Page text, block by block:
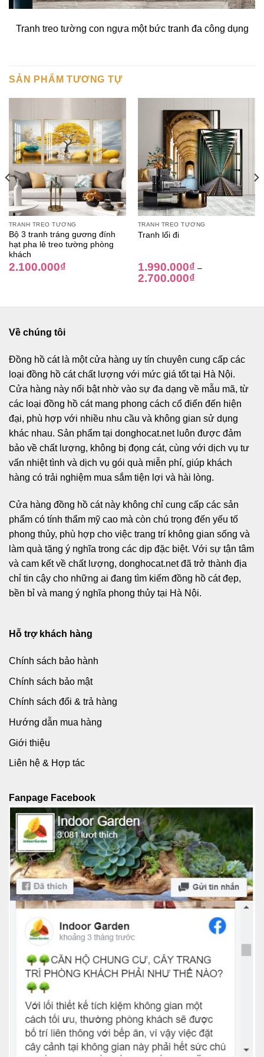
Tranh treo tường con ngựa một bức tranh đa công dụng
SẢN PHẨM TƯƠNG TỰ
TRANH TREO TƯỜNG
Bộ 3 tranh tráng gương đính
hạt pha lê treo tường phòng
khách
2.100.000₫
TRANH TREO TƯỜNG
Tranh lối đi
1.990.000₫ –
2.700.000₫
Về chúng tôi
Đồng hồ cátlà một cửa hàng uy tín chuyên cung cấp các
loại đồng hồ cát chất lượng với mức giá tốt tại Hà Nội.
Cửa hàng này nổi bật nhờ vào sự đa dạng về mẫu mã, từ
các loại đồng hồ cát mang phong cách cổ điển đến hiện
đại, phù hợp với nhiều nhu cầu và không gian sử dụng
khác nhau. Sản phẩm tại donghocat.net luôn được đảm
bảo về chất lượng, không bị đọng cát, cùng với dịch vụ tư
vấn nhiệt tình và dịch vụ gói quà miễn phí, giúp khách
hàng có trải nghiệm mua sắm tiện lợi và hài lòng.
Cửa hàng đồng hồ cát này không chỉ cung cấp các sản
phẩm có tính thẩm mỹ cao mà còn chú trọng đến yếu tố
phong thủy, phù hợp cho việc trang trí không gian sống và
làm quà tặng ý nghĩa trong các dịp đặc biệt. Với sự tận tâm
và cam kết về chất lượng, donghocat.net đã trở thành địa
chỉ tin cậy cho những ai đang tìm kiếm đồng hồ cát đẹp,
bền bỉ và mang ý nghĩa phong thủy tại Hà Nội.
Hỗ trợ khách hàng
Chính sách bảo hành
Chính sách bảo mật
Chính sách đổi & trả hàng
Hướng dẫn mua hàng
Giới thiệu
Liên hệ & Hợp tác
Fanpage Facebook